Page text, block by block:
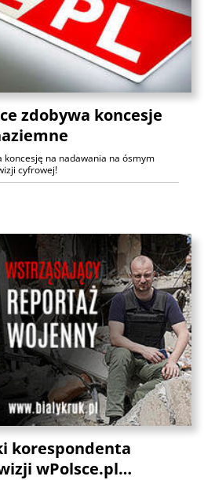
zdobywa koncesje
koncesję na nadawania na ósmym
cyfrowej!
korespondenta
wPolsce.pl…